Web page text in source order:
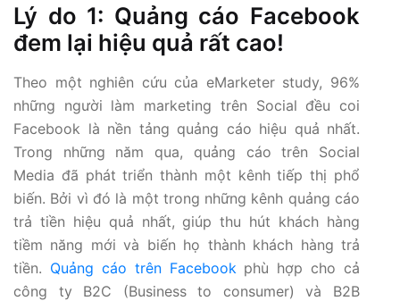
Lý do 1: Quảng cáo Facebook
đem lại hiệu quả rất cao!
Theo một nghiên cứu của eMarketer study, 96%
những người làm marketing trên Social đều coi
Facebook là nền tảng quảng cáo hiệu quả nhất.
Trong những năm qua, quảng cáo trên Social
Media đã phát triển thành một kênh tiếp thị phổ
biến. Bởi vì đó là một trong những kênh quảng cáo
trả tiền hiệu quả nhất, giúp thu hút khách hàng
tiềm năng mới và biến họ thành khách hàng trả
tiền. Quảng cáo trên Facebook phù hợp cho cả
công ty B2C (Business to consumer) và B2B